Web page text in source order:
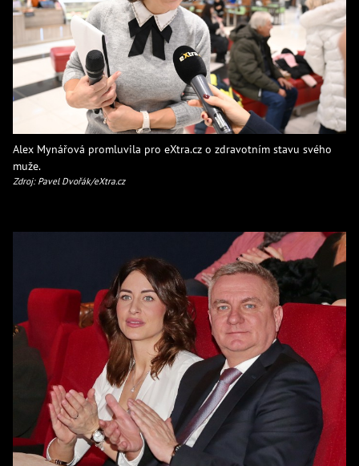
Alex Mynářová promluvila pro eXtra.cz o zdravotním stavu svého
muže.
Zdroj: Pavel Dvořák/eXtra.cz